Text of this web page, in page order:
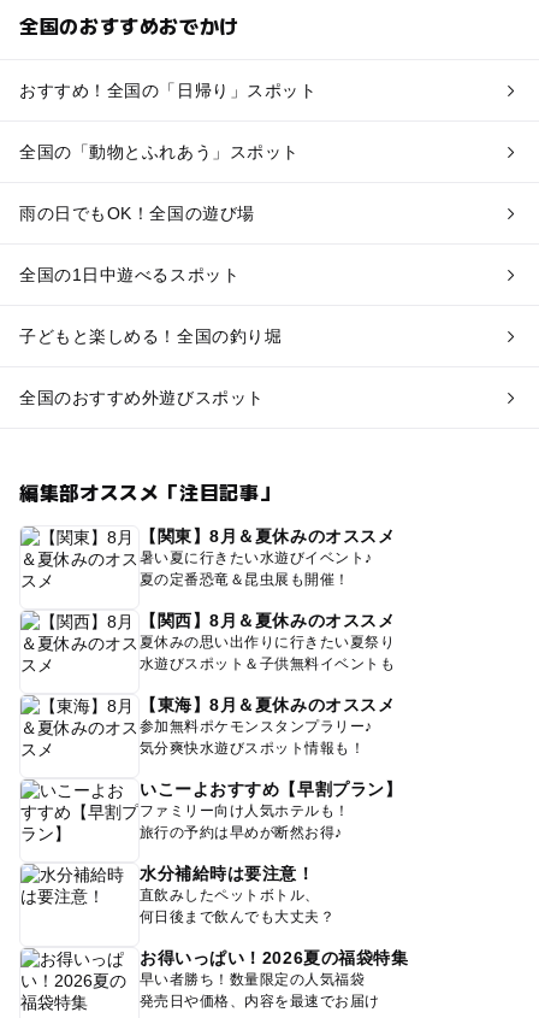
全国のおすすめおでかけ
おすすめ！全国の「日帰り」スポット
全国の「動物とふれあう」スポット
雨の日でもOK！全国の遊び場
全国の1日中遊べるスポット
子どもと楽しめる！全国の釣り堀
全国のおすすめ外遊びスポット
編集部オススメ「注目記事」
【関東】8月＆夏休みのオススメ
暑い夏に行きたい水遊びイベント♪
夏の定番恐竜＆昆虫展も開催！
【関西】8月＆夏休みのオススメ
夏休みの思い出作りに行きたい夏祭り
水遊びスポット＆子供無料イベントも
【東海】8月＆夏休みのオススメ
参加無料ポケモンスタンプラリー♪
気分爽快水遊びスポット情報も！
いこーよおすすめ【早割プラン】
ファミリー向け人気ホテルも！
旅行の予約は早めが断然お得♪
水分補給時は要注意！
直飲みしたペットボトル、
何日後まで飲んでも大丈夫？
お得いっぱい！2026夏の福袋特集
早い者勝ち！数量限定の人気福袋
発売日や価格、内容を最速でお届け